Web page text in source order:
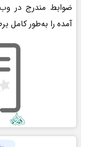
ضوابط مندرج در
آمده را به‌طور کامل